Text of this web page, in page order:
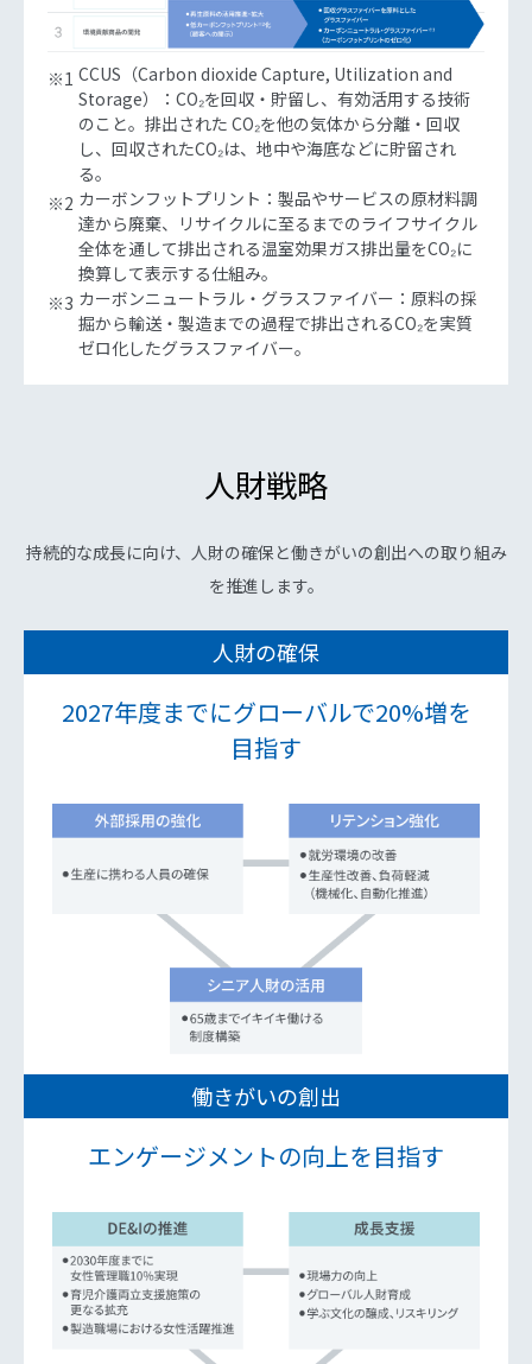
※1 CCUS（Carbon dioxide Capture, Utilization and
Storage）：CO₂を回収・貯留し、有効活用する技術
のこと。排出された CO₂を他の気体から分離・回収
し、回収されたCO₂は、地中や海底などに貯留され
る。
※2 カーボンフットプリント：製品やサービスの原材料調
達から廃棄、リサイクルに至るまでのライフサイクル
全体を通して排出される温室効果ガス排出量をCO₂に
換算して表示する仕組み。
※3 カーボンニュートラル・グラスファイバー：原料の採
掘から輸送・製造までの過程で排出されるCO₂を実質
ゼロ化したグラスファイバー。
人財戦略
持続的な成長に向け、人財の確保と働きがいの創出への取り組み
を推進します。
人財の確保
2027年度までにグローバルで20%増を
目指す
働きがいの創出
エンゲージメントの向上を目指す